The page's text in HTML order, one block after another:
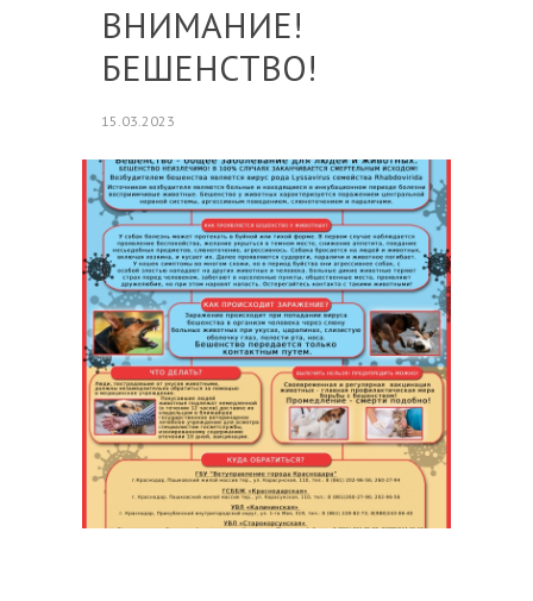
ВНИМАНИЕ!
БЕШЕНСТВО!
15.03.2023